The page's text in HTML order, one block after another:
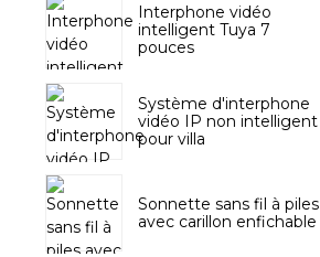
Interphone vidéo
intelligent Tuya 7
pouces
Système d'interphone
vidéo IP non intelligent
pour villa
Sonnette sans fil à piles
avec carillon enfichable